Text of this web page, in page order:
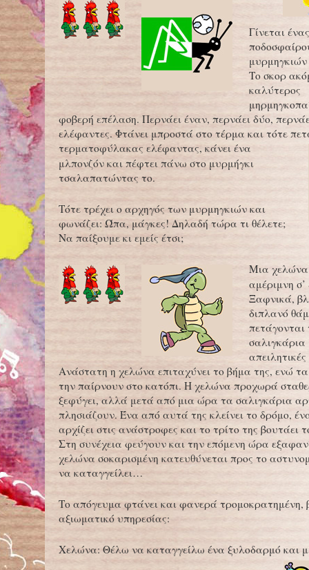
Γίνεται
Το σκορ
καλύτερος
φοβερή επέλαση. Περνάει έναν, περνάει δύο,
ελέφαντες. Φτάνει μπροστά στο τέρμα και τότε
τερματοφύλακας ελέφαντας, κάνει ένα
μλπονζόν και πέφτει πάνω στο μυρμήγκι
τσαλαπατώντας το.
Τότε τρέχει ο αρχηγός των μυρμηγκιών και
φωνάζει: Ώπα, μάγκες! Δηλαδή τώρα τι θέλετε;
Να παίξουμε κι εμείς έτσι;
Μια
αμέριμνη
Ξαφνικά,
διπλανό
πετάγονται
Ανάστατη η χελώνα επιταχύνει το βήμα της, ενώ
την παίρνουν στο κατόπι. Η χελώνα προχωρά
ξεφύγει, αλλά μετά από μια ώρα τα σαλιγκάρια
πλησιάζουν. Ένα από αυτά της κλείνει το δρόμο,
αρχίζει στις ανάστροφες και το τρίτο της βουτάει
Στη συνέχεια φεύγουν και την επόμενη ώρα
χελώνα σοκαρισμένη κατευθύνεται προς το
να καταγγείλει…
Το απόγευμα φτάνει και φανερά τρομοκρατημένη,
αξιωματικό υπηρεσίας:
Χελώνα: Θέλω να καταγγείλω ένα ξυλοδαρμό και